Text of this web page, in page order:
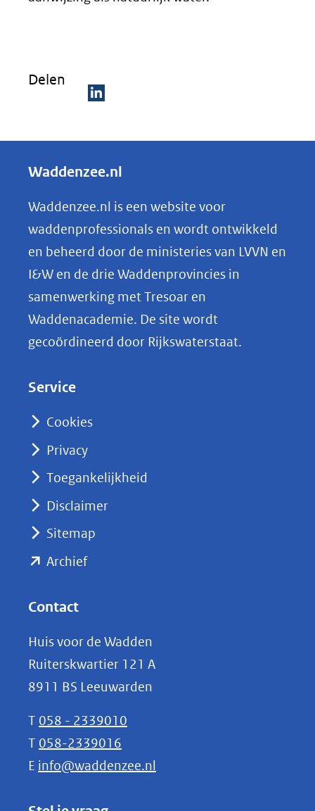
Delen
e
e
n
o
p
k
e
nieuw
naar
Waddenzee.nl
Waddenzee.nl is een website voor
waddenprofessionals en wordt ontwikkeld
en beheerd door de ministeries van LVVN en
I&W en de drie Waddenprovincies in
samenwerking met Tresoar en
Waddenacademie. De site wordt
gecoördineerd door Rijkswaterstaat.
Service
Cookies
Privacy
Toegankelijkheid
Disclaimer
Sitemap
Archief(opent
(verwijst
naar
een
andere
website)
Contact
Huis voor de Wadden
Ruiterskwartier 121 A
8911 BS Leeuwarden
T 058 - 2339010
T 058-2339016
E info@waddenzee.nl